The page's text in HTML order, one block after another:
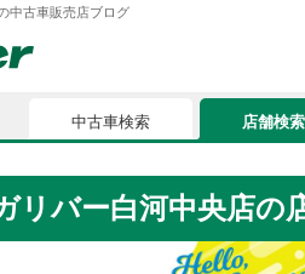
中古車販売店ブログ
索
お気に
中古車検索 店舗検索
リバー白河中央店の